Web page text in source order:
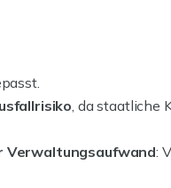
, da staatliche
Verwaltungsaufwand: